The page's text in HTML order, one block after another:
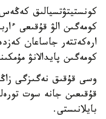
كونستيتۋتسيالىق
كومەگىن الۋ قۇقىعى
ارەكەتتەر جاساعان
كومەگىن پايدالانۋ
وسى قۇقىق نەگىزگى
قۇقىعىن جانە سوت
بايلانىستى.